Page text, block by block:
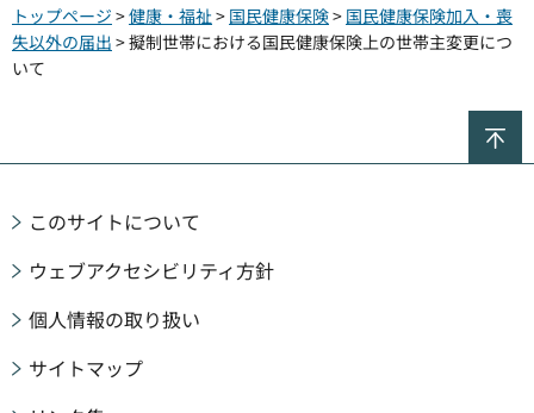
トップページ >健康・福祉 > 国民健康保険> 国民健康保険加入・喪
失以外の届出 > 擬制世帯における国民健康保険上の世帯主変更につ
いて
このサイトについて
ウェブアクセシビリティ方針
個人情報の取り扱い
サイトマップ